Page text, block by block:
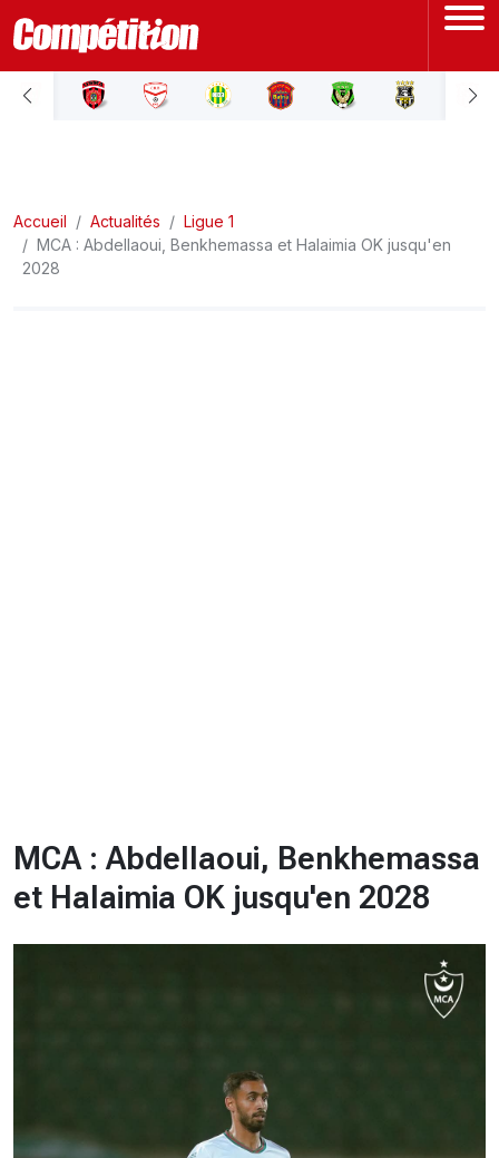
ACCUEIL
LIGUE 2
Accueil Actualités
Ligue 1
MCA : Abdellaoui, Benkhemassa et Halaimia OK jusqu'en
2028
MCA : Abdellaoui, Benkhemassa
et Halaimia OK jusqu'en 2028